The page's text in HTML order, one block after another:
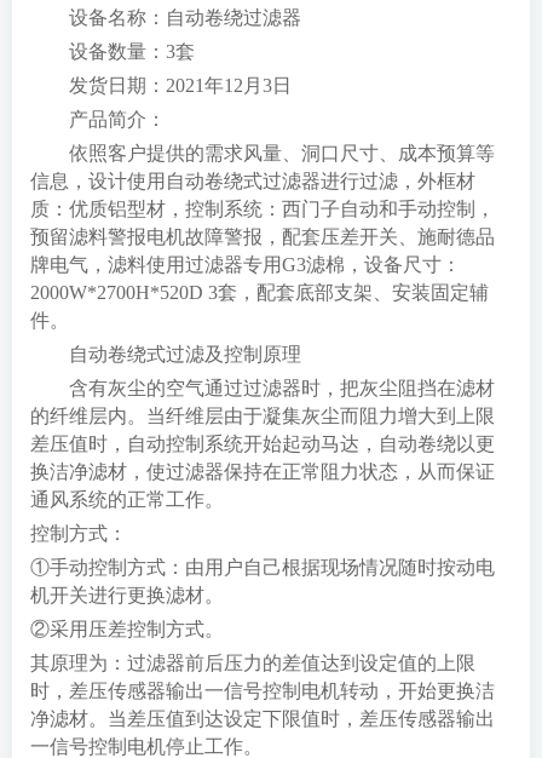
设备名称：自动卷绕过滤器
设备数量：3套
发货日期：2021年12月3日
产品简介：
依照客户提供的需求风量、洞口尺寸、成本预算等
信息，设计使用自动卷绕式过滤器进行过滤，外框材
质：优质铝型材，控制系统：西门子自动和手动控制，
预留滤料警报电机故障警报，配套压差开关、施耐德品
牌电气，滤料使用过滤器专用G3滤棉，设备尺寸：
2000W*2700H*520D 3套，配套底部支架、安装固定辅
件。
自动卷绕式过滤及控制原理
含有灰尘的空气通过过滤器时，把灰尘阻挡在滤材
的纤维层内。当纤维层由于凝集灰尘而阻力增大到上限
差压值时，自动控制系统开始起动马达，自动卷绕以更
换洁净滤材，使过滤器保持在正常阻力状态，从而保证
通风系统的正常工作。
控制方式：
①手动控制方式：由用户自己根据现场情况随时按动电
机开关进行更换滤材。
②采用压差控制方式。
其原理为：过滤器前后压力的差值达到设定值的上限
时，差压传感器输出一信号控制电机转动，开始更换洁
净滤材。当差压值到达设定下限值时，差压传感器输出
一信号控制电机停止工作。